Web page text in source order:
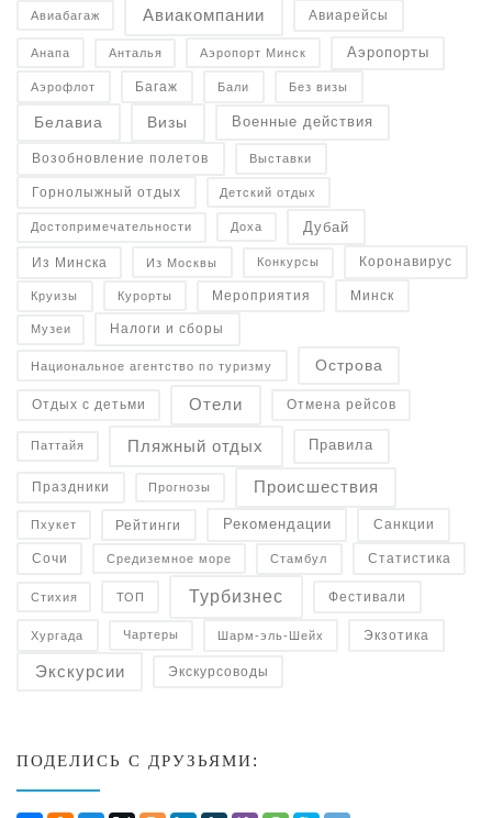
Авиабагаж Авиакомпании Авиарейсы
Анапа Анталья Аэропорт Минск Аэропорты
Аэрофлот Багаж Бали Без визы
Белавиа Визы Военные действия
Возобновление полетов Выставки
Горнолыжный отдых Детский отдых
Достопримечательности Доха Дубай
Из Минска Из Москвы Конкурсы Коронавирус
Круизы Курорты Мероприятия Минск
Музеи Налоги и сборы
Национальное агентство по туризму Острова
Отдых с детьми Отели Отмена рейсов
Паттайя Пляжный отдых Правила
Праздники Прогнозы Происшествия
Пхукет Рейтинги Рекомендации Санкции
Сочи Средиземное море Стамбул Статистика
Стихия ТОП Турбизнес Фестивали
Хургада Чартеры Шарм-эль-Шейх Экзотика
Экскурсии Экскурсоводы
ПОДЕЛИСЬ С ДРУЗЬЯМИ: